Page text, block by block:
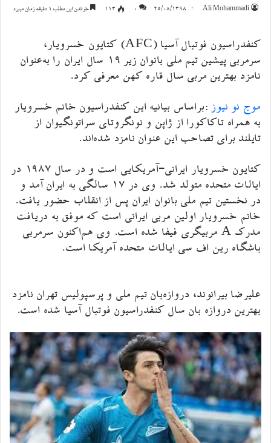
Ali Mohammadi ۲۵/۰۸/۱۳۹۸ ۰ 113 خواندن این مطلب 1 دقیقه زمان میبرد
کنفدراسیون فوتبال آسیا (AFC) کتایون خسرویار،
سرمربی پیشین تیم ملی بانوان زیر ۱۹ سال ایران را به‌عنوان
نامزد بهترین مربی سال قاره کهن معرفی کرد.
موج نو نیوز :براساس بیانیه این کنفدراسیون خانم خسرویار
به همراه تاکاکورا از ژاپن و نونگروتای سراتونگیوان از
تایلند برای تصاحب این عنوان نامزد شده‌اند.
کتایون خسرویار ایرانی-آمریکایی است و در سال ۱۹۸۷ در
ایالات متحده متولد شد. وی در ۱۷ سالگی به ایران آمد و
در نخستین تیم ملی بانوان ایران پس از انقلاب حضور یافت.
خانم خسرویار اولین مربی ایرانی است که موفق به دریافت
مدرک A مربیگری فیفا شده است. وی هم‌اکنون سرمربی
باشگاه رین اف سی ایالات متحده آمریکا است.
علیرضا بیرانوند، دروازه‌بان تیم ملی و پرسپولیس تهران نامزد
بهترین دروازه بان سال کنفدراسیون فوتبال آسیا شده است.